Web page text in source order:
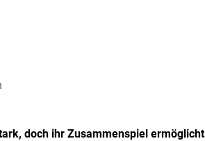
doch ihr Zusammenspiel